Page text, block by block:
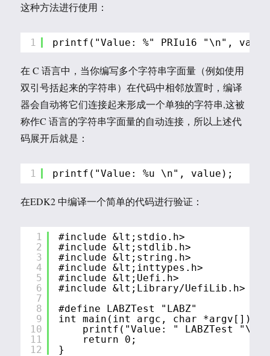
这种方法进行使用：
1 printf("Value: %" PRIu16 "\n",
在 C 语言中，当你编写多个字符串字面量（例如使用
双引号括起来的字符串）在代码中相邻放置时，编译
器会自动将它们连接起来形成一个单独的字符串,这被
称作C 语言的字符串字面量的自动连接，所以上述代
码展开后就是：
1 printf("Value: %u \n", value);
在EDK2 中编译一个简单的代码进行验证：
1
2
3
4
5
6
7
8
9
10
11
12
#include &lt;stdio.h>
#include &lt;stdlib.h>
#include &lt;string.h>
#include &lt;inttypes.h>
#include &lt;Uefi.h>
#include &lt;Library/UefiLib.h>
#define LABZTest "LABZ"
int main(int argc, char *argv[]) {
printf("Value: " LABZTest
return 0;
}